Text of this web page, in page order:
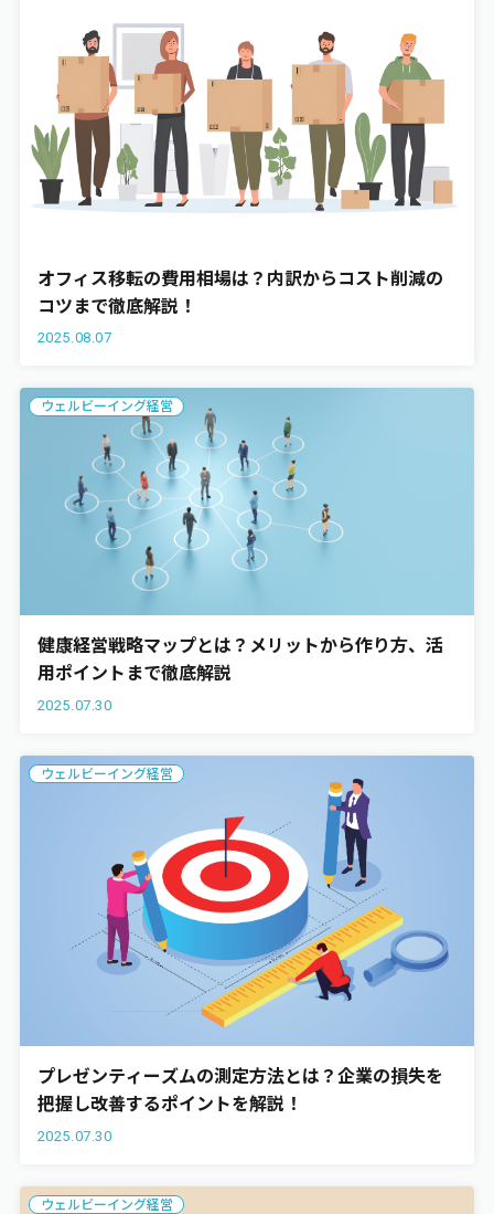
オフィス移転の費用相場は？内訳からコスト削減の
コツまで徹底解説！
2025.08.07
ウェルビーイング経営
健康経営戦略マップとは？メリットから作り方、活
用ポイントまで徹底解説
2025.07.30
ウェルビーイング経営
プレゼンティーズムの測定方法とは？企業の損失を
把握し改善するポイントを解説！
2025.07.30
ウェルビーイング経営